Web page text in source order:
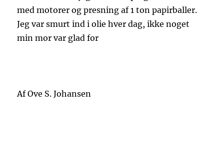
med motorer og presning af 1 ton papirballer.
Jeg var smurt ind i olie hver dag, ikke noget
min mor var glad for
Af Ove S. Johansen